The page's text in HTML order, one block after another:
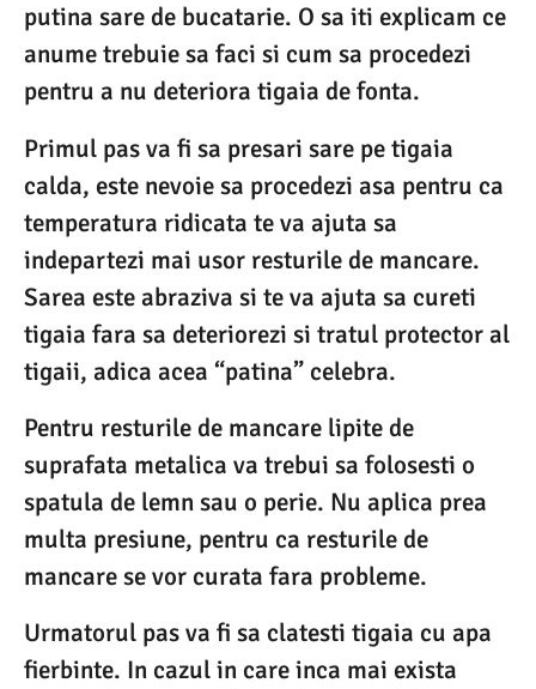
putina sare de bucatarie. O sa iti explicam ce
anume trebuie sa faci si cum sa procedezi
pentru a nu deteriora tigaia de fonta.
Primul pas va fi sa presari sare pe tigaia
calda, este nevoie sa procedezi asa pentru ca
temperatura ridicata te va ajuta sa
indepartezi mai usor resturile de mancare.
Sarea este abraziva si te va ajuta sa cureti
tigaia fara sa deteriorezi si tratul protector al
tigaii, adica acea “patina” celebra.
Pentru resturile de mancare lipite de
suprafata metalica va trebui sa folosesti o
spatula de lemn sau o perie. Nu aplica prea
multa presiune, pentru ca resturile de
mancare se vor curata fara probleme.
Urmatorul pas va fi sa clatesti tigaia cu apa
fierbinte. In cazul in care inca mai exista